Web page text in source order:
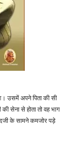
उसमें अपने पिता की सी
सेना से होता तो वह भाग
के सामने कमजोर पड़े